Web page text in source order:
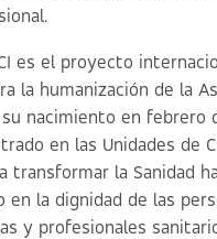
es el proyecto
la humanización de la
nacimiento en febrero
en las Unidades de
transformar la Sanidad
en la dignidad de las
y profesionales